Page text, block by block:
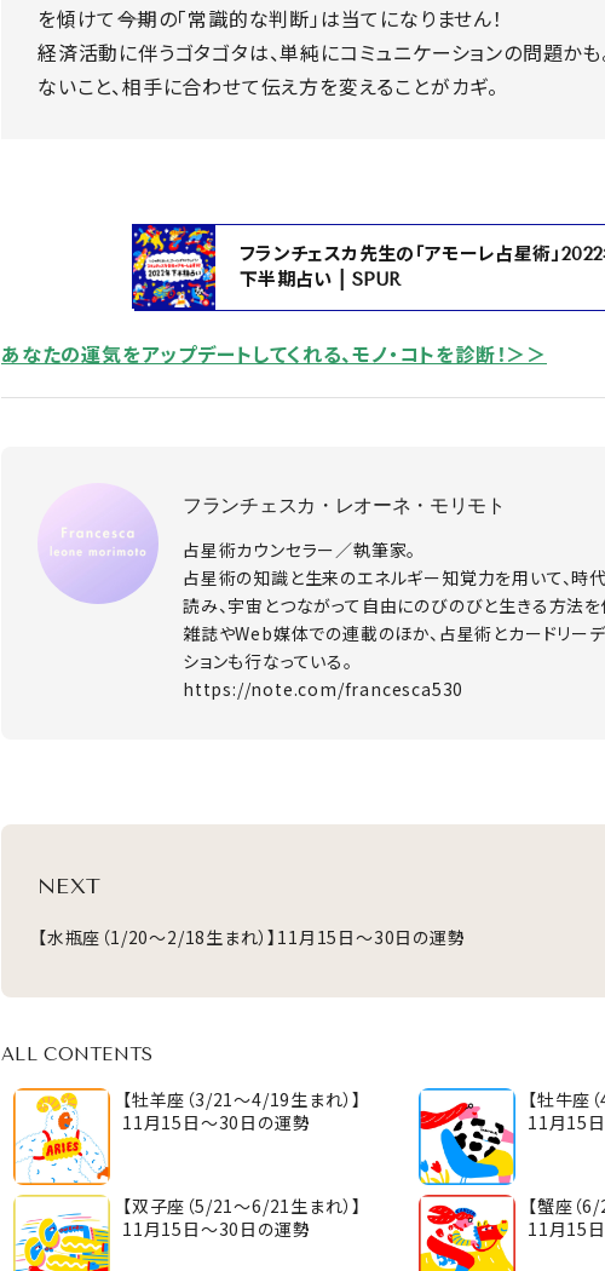
を傾けて――今期の「常識的な判断」は当てになりません！
経済活動に伴うゴタゴタは、単純にコミュニケーションの問題か
ないこと、相手に合わせて伝え方を変えることがカギ。
フランチェスカ先生の「アモーレ占星術」
下半期占い | SPUR
あなたの運気をアップデートしてくれる、モノ・コトを診断！＞＞
フランチェスカ・レオーネ・モリモト
占星術カウンセラー／執筆家。
占星術の知識と生来のエネルギー知覚力を用いて、時
読み、宇宙とつながって自由にのびのびと生きる方法を
雑誌やWeb媒体での連載のほか、占星術とカードリー
ションも行なっている。
https://note.com/francesca530
NEXT
【水瓶座（1/20～2/18生まれ）】11月15日～30日の運勢
ALL CONTENTS
【牡羊座（3/21～4/19生まれ）】
11月15日～30日の運勢
【牡牛座
11月15
【双子座（5/21～6/21生まれ）】
11月15日～30日の運勢
【蟹座（
11月15